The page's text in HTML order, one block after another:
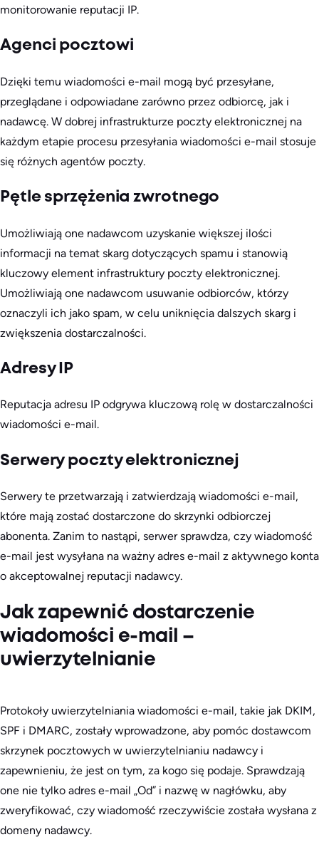
monitorowanie reputacji IP.
Agenci pocztowi
Dzięki temu wiadomości e-mail mogą być przesyłane,
przeglądane i odpowiadane zarówno przez odbiorcę, jak i
nadawcę. W dobrej infrastrukturze poczty elektronicznej na
każdym etapie procesu przesyłania wiadomości e-mail stosuje
się różnych agentów poczty.
Pętle sprzężenia zwrotnego
Umożliwiają one nadawcom uzyskanie większej ilości
informacji na temat skarg dotyczących spamu i stanowią
kluczowy element infrastruktury poczty elektronicznej.
Umożliwiają one nadawcom usuwanie odbiorców, którzy
oznaczyli ich jako spam, w celu uniknięcia dalszych skarg i
zwiększenia dostarczalności.
Adresy IP
Reputacja adresu IP odgrywa kluczową rolę w dostarczalności
wiadomości e-mail.
Serwery poczty elektronicznej
Serwery te przetwarzają i zatwierdzają wiadomości e-mail,
które mają zostać dostarczone do skrzynki odbiorczej
abonenta. Zanim to nastąpi, serwer sprawdza, czy wiadomość
e-mail jest wysyłana na ważny adres e-mail z aktywnego konta
o akceptowalnej reputacji nadawcy.
Jak zapewnić dostarczenie
wiadomości e-mail –
uwierzytelnianie
Protokoły uwierzytelniania wiadomości e-mail, takie jak DKIM,
SPF i DMARC, zostały wprowadzone, aby pomóc dostawcom
skrzynek pocztowych w uwierzytelnianiu nadawcy i
zapewnieniu, że jest on tym, za kogo się podaje. Sprawdzają
one nie tylko adres e-mail „Od” i nazwę w nagłówku, aby
zweryfikować, czy wiadomość rzeczywiście została wysłana z
domeny nadawcy.